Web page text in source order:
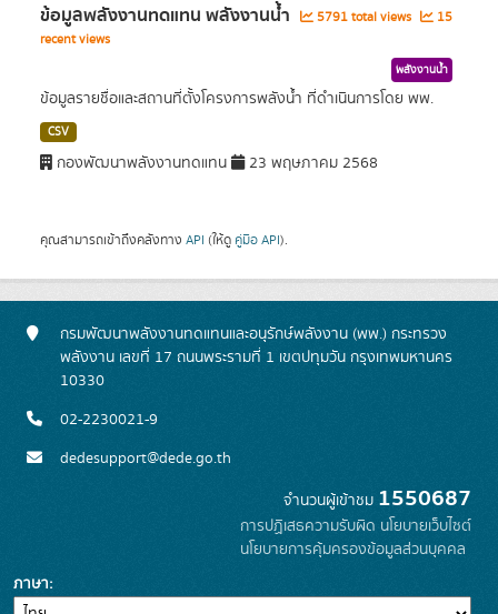
ข้อมูลพลังงานทดแทน พลังงานน้ำ 5791 total views
15
recent views
พลังงานน้ำ
ข้อมูลรายชื่อและสถานที่ตั้งโครงการพลังน้ำ ที่ดำเนินการโดย พพ.
CSV
กองพัฒนาพลังงานทดแทน 23 พฤษภาคม 2568
คุณสามารถเข้าถึงคลังทาง API (ให้ดู คู่มือ API).
กรมพัฒนาพลังงานทดแทนและอนุรักษ์พลังงาน (พพ.) กระทรวง
พลังงาน เลขที่ 17 ถนนพระรามที่ 1 เขตปทุมวัน กรุงเทพมหานคร
10330
02-2230021-9
dedesupport@dede.go.th
จำนวนผู้เข้าชม 1550687
การปฏิเสธความรับผิด นโยบายเว็บไซต์
นโยบายการคุ้มครองข้อมูลส่วนบุคคล
ภาษา